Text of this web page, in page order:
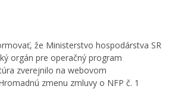
že Ministerstvo hospodárstva SR
orgán pre operačný program
zverejnilo na webovom
zmenu zmluvy o NFP č. 1